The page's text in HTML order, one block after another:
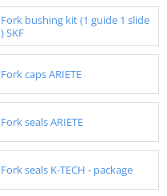
Fork bushing kit (1 guide 1 slide
) SKF
Fork caps ARIETE
Fork seals ARIETE
Fork seals K-TECH - package